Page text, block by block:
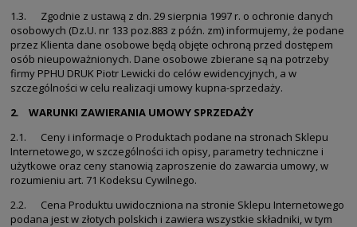
1.3. Zgodnie z ustawą z dn. 29 sierpnia 1997 r. o ochronie danych
osobowych (Dz.U. nr 133 poz.883 z późn. zm) informujemy, że podane
przez Klienta dane osobowe będą objęte ochroną przed dostępem
osób nieupoważnionych. Dane osobowe zbierane są na potrzeby
firmy PPHU DRUK Piotr Lewicki do celów ewidencyjnych, a w
szczególności w celu realizacji umowy kupna-sprzedaży.
2. WARUNKI ZAWIERANIA UMOWY SPRZEDAŻY
2.1. Ceny i informacje o Produktach podane na stronach Sklepu
Internetowego, w szczególności ich opisy, parametry techniczne i
użytkowe oraz ceny stanowią zaproszenie do zawarcia umowy, w
rozumieniu art. 71 Kodeksu Cywilnego.
2.2. Cena Produktu uwidoczniona na stronie Sklepu Internetowego
podana jest w złotych polskich i zawiera wszystkie składniki, w tym